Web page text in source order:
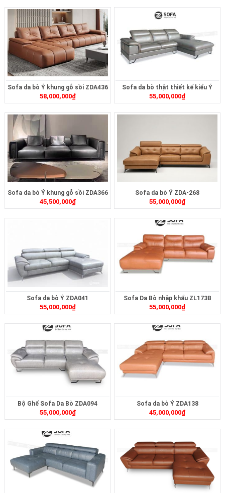
Sofa da bò Ý khung gỗ sồi ZDA436
58,000,000₫
Sofa da bò thật thiết kế kiểu Ý
ZL175B
55,000,000₫
Sofa da bò Ý khung gỗ sồi ZDA366
45,500,000₫
Sofa da bò Ý ZDA-268
55,000,000₫
Sofa da bò Ý ZDA041
55,000,000₫
Sofa Da Bò nhập khẩu ZL173B
55,000,000₫
Bộ Ghế Sofa Da Bò ZDA094
55,000,000₫
Sofa da bò Ý ZDA138
45,000,000₫